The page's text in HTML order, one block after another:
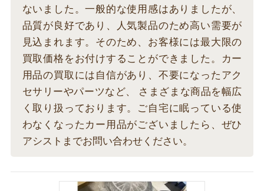
ないました。一般的な使用感はありましたが、
品質が良好であり、人気製品のため高い需要が
見込まれます。そのため、お客様には最大限の
買取価格をお付けすることができました。カー
用品の買取には自信があり、不要になったアク
セサリーやパーツなど、 さまざまな商品を幅広
く取り扱っております。ご自宅に眠っている使
わなくなったカー用品がございましたら、ぜひ
アシストまでお問い合わせください。